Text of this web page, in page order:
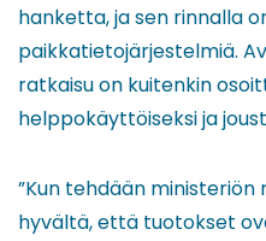
hanketta, ja sen rinnalla
paikkatietojärjestelmiä.
ratkaisu on kuitenkin
helppokäyttöiseksi ja
”Kun tehdään
hyvältä, että tuotokset